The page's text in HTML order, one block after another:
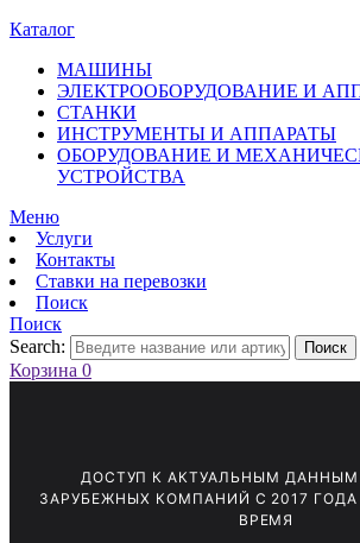
Каталог
МАШИНЫ
ЭЛЕКТРООБОРУДОВАНИЕ И
СТАНКИ
ИНСТРУМЕНТЫ И АППАРАТЫ
ОБОРУДОВАНИЕ И
УСТРОЙСТВА
Меню
Услуги
Контакты
Ставки на перевозки
Поиск
Поиск
Search:
Поиск
Корзина 0
ДОСТУП К АКТУАЛЬНЫМ ДАННЫМ
ЗАРУБЕЖНЫХ КОМПАНИЙ С 2017
ВРЕМЯ